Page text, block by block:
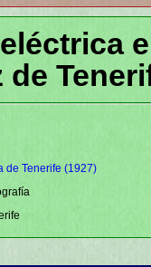
de
de Tenerife (1927)